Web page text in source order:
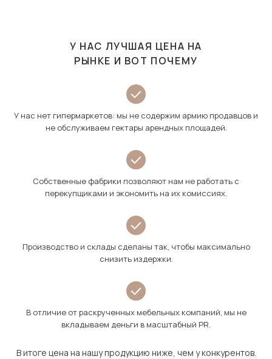
У НАС ЛУЧШАЯ ЦЕНА НА
РЫНКЕ И ВОТ ПОЧЕМУ
У нас нет гипермаркетов: мы не содержим армию продавцов и
не обслуживаем гектары арендных площадей.
Собственные фабрики позволяют нам не работать с
перекупщиками и экономить на их комиссиях.
Производство и склады сделаны так, чтобы максимально
снизить издержки.
В отличие от раскрученных мебельных компаний, мы не
вкладываем деньги в масштабный PR.
В итоге цена на нашу продукцию ниже, чем у конкурентов.